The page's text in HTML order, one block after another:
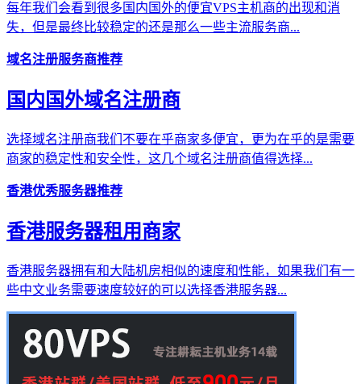
每年我们会看到很多国内国外的便宜VPS主机商的出现和消
失，但是最终比较稳定的还是那么一些主流服务商...
域名注册服务商推荐
国内国外域名注册商
选择域名注册商我们不要在乎商家多便宜，更为在乎的是需要
商家的稳定性和安全性，这几个域名注册商值得选择...
香港优秀服务器推荐
香港服务器租用商家
香港服务器拥有和大陆机房相似的速度和性能，如果我们有一
些中文业务需要速度较好的可以选择香港服务器...